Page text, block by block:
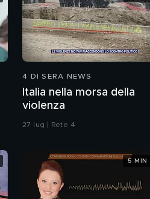
4 DI SERA NEWS
Italia nella morsa della
violenza
27 lug | Rete 4
5 MIN